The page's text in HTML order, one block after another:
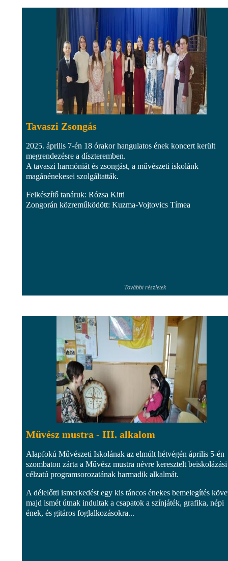
Tavaszi Zsongás
2025. április 7-én 18 órakor hangulatos ének koncert került
megrendezésre a díszteremben.
A tavaszi harmóniát és zsongást, a művészeti iskolánk
magánénekesei szolgáltatták.
Felkészítő tanáruk: Rózsa Kitti
Zongorán közreműködött: Kuzma-Vojtovics Tímea
További részletek
Művész mustra - III. alkalom
Alapfokú Művészeti Iskolának az elmúlt hétvégén április 5-én
szombaton zárta a Művész mustra névre keresztelt beiskolázási
célzatú programsorozatának harmadik alkalmát.
A délelőtti ismerkedést egy kis táncos énekes bemelegítés
majd ismét útnak indultak a csapatok a színjáték, grafika, népi
ének, és gitáros foglalkozásokra...